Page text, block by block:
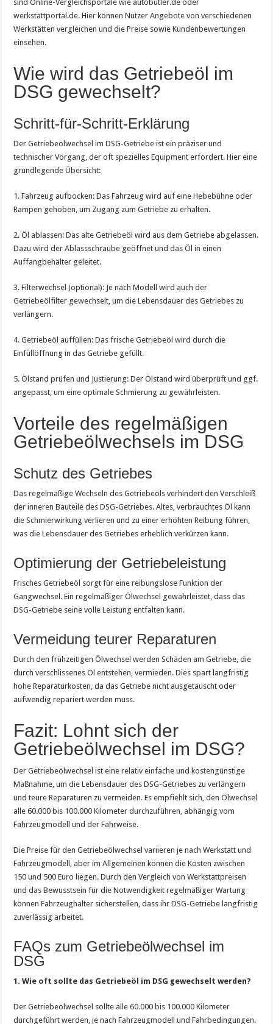
sind Online-Vergleichsportale wie autobutler.de oder
werkstattportal.de. Hier können Nutzer Angebote von verschiedenen
Werkstätten vergleichen und die Preise sowie Kundenbewertungen
einsehen.
Wie wird das Getriebeöl im
DSG gewechselt?
Schritt-für-Schritt-Erklärung
Der Getriebeölwechsel im DSG-Getriebe ist ein präziser und
technischer Vorgang, der oft spezielles Equipment erfordert. Hier eine
grundlegende Übersicht:
1. Fahrzeug aufbocken: Das Fahrzeug wird auf eine Hebebühne oder
Rampen gehoben, um Zugang zum Getriebe zu erhalten.
2. Öl ablassen: Das alte Getriebeöl wird aus dem Getriebe abgelassen.
Dazu wird der Ablassschraube geöffnet und das Öl in einen
Auffangbehälter geleitet.
3. Filterwechsel (optional): Je nach Modell wird auch der
Getriebeölfilter gewechselt, um die Lebensdauer des Getriebes zu
verlängern.
4. Getriebeöl auffüllen: Das frische Getriebeöl wird durch die
Einfüllöffnung in das Getriebe gefüllt.
5. Ölstand prüfen und Justierung: Der Ölstand wird überprüft und ggf.
angepasst, um eine optimale Schmierung zu gewährleisten.
Vorteile des regelmäßigen
Getriebeölwechsels im DSG
Schutz des Getriebes
Das regelmäßige Wechseln des Getriebeöls verhindert den Verschleiß
der inneren Bauteile des DSG-Getriebes. Altes, verbrauchtes Öl kann
die Schmierwirkung verlieren und zu einer erhöhten Reibung führen,
was die Lebensdauer des Getriebes erheblich verkürzen kann.
Optimierung der Getriebeleistung
Frisches Getriebeöl sorgt für eine reibungslose Funktion der
Gangwechsel. Ein regelmäßiger Ölwechsel gewährleistet, dass das
DSG-Getriebe seine volle Leistung entfalten kann.
Vermeidung teurer Reparaturen
Durch den frühzeitigen Ölwechsel werden Schäden am Getriebe, die
durch verschlissenes Öl entstehen, vermieden. Dies spart langfristig
hohe Reparaturkosten, da das Getriebe nicht ausgetauscht oder
aufwendig repariert werden muss.
Fazit: Lohnt sich der
Getriebeölwechsel im DSG?
Der Getriebeölwechsel ist eine relativ einfache und kostengünstige
Maßnahme, um die Lebensdauer des DSG-Getriebes zu verlängern
und teure Reparaturen zu vermeiden. Es empfiehlt sich, den Ölwechsel
alle 60.000 bis 100.000 Kilometer durchzuführen, abhängig vom
Fahrzeugmodell und der Fahrweise.
Die Preise für den Getriebeölwechsel variieren je nach Werkstatt und
Fahrzeugmodell, aber im Allgemeinen können die Kosten zwischen
150 und 500 Euro liegen. Durch den Vergleich von Werkstattpreisen
und das Bewusstsein für die Notwendigkeit regelmäßiger Wartung
können Fahrzeughalter sicherstellen, dass ihr DSG-Getriebe langfristig
zuverlässig arbeitet.
FAQs zum Getriebeölwechsel im
DSG
1. Wie oft sollte das Getriebeöl im DSG gewechselt werden?
Der Getriebeölwechsel sollte alle 60.000 bis 100.000 Kilometer
durchgeführt werden, je nach Fahrzeugmodell und Fahrbedingungen.